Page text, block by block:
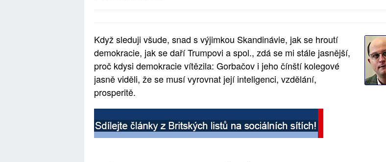
Když sleduji všude, snad s výjimkou Skandinávie, jak se hroutí
demokracie, jak se daříTrumpovi a spol., zdá se mi stále jasnější,
proč kdysi demokracie vítězila: Gorbačov i jeho čínští kolegové
jasně viděli, že se musí vyrovnat její inteligenci, vzdělání,
prosperitě.